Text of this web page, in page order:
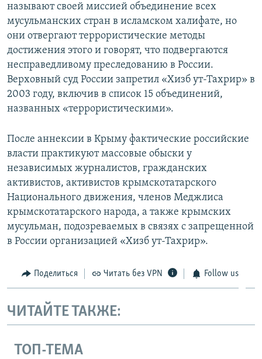
называют своей миссией объединение всех
мусульманских стран в исламском халифате, но
они отвергают террористические методы
достижения этого и говорят, что подвергаются
несправедливому преследованию в России.
Верховный суд России запретил «Хизб ут-Тахрир» в
2003 году, включив в список 15 объединений,
названных «террористическими».
После аннексии в Крыму фактические российские
власти практикуют массовые обыски у
независимых журналистов, гражданских
активистов, активистов крымскотатарского
Национального движения, членов Меджлиса
крымскотатарского народа, а также крымских
мусульман, подозреваемых в связях с запрещенной
в России организацией «Хизб ут-Тахрир».
Поделиться Читать без VPN Follow us
ЧИТАЙТЕ ТАКЖЕ:
ТОП-ТЕМА